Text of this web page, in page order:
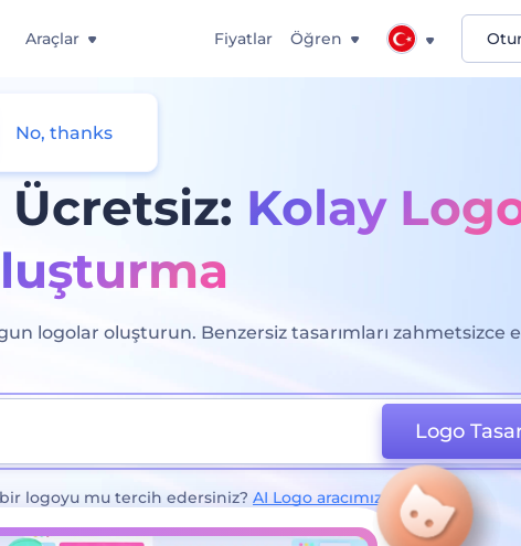
Araçlar Fiyatlar Öğren
Ücretsiz: Kolay
logolar oluşturun. Benzersiz tasarımları zahmetsizce
Logo
logoyu mu tercih edersiniz? AI Logo aracımız'ı deneyin
No, thanks